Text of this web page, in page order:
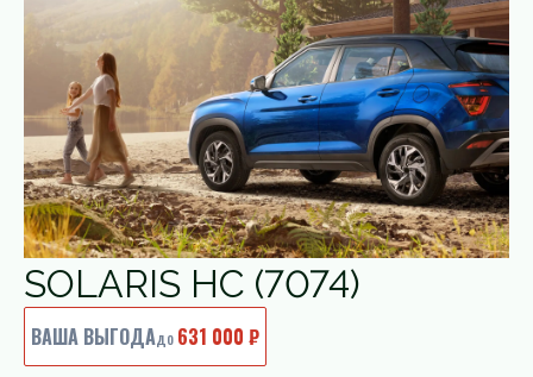
SOLARIS HC (7074)
ВАША ВЫГОДАдо631 000 ₽